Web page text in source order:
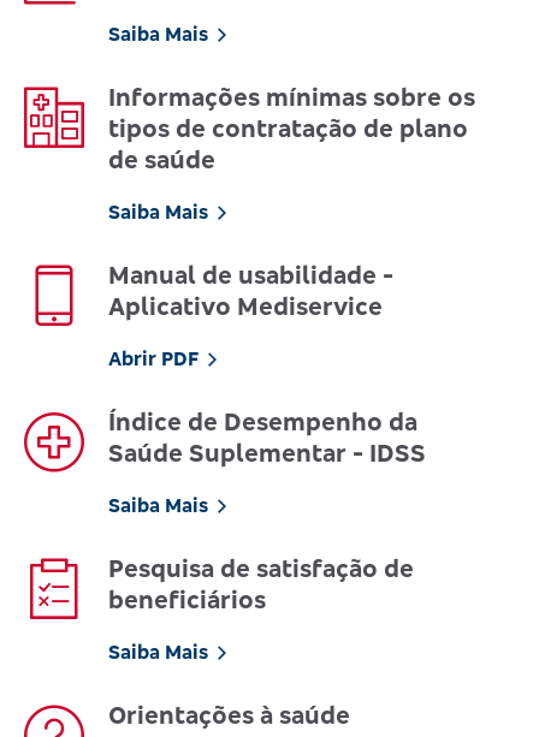
Saiba Mais
Informações mínimas sobre os
tipos de contratação de plano
de saúde
Saiba Mais
Manual de usabilidade -
Aplicativo Mediservice
Abrir PDF
Índice de Desempenho da
Saúde Suplementar - IDSS
Saiba Mais
Pesquisa de satisfação de
beneficiários
Saiba Mais
Orientações à saúde